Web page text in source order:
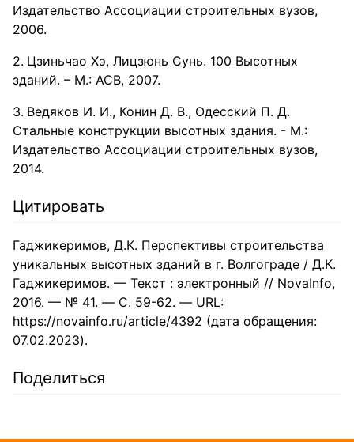
Издательство Ассоциации строительных вузов,
2006.
Цзиньчао Хэ, Лицзюнь Сунь. 100 Высотных
зданий. – М.: АСВ, 2007.
Ведяков И. И., Конин Д. В., Одесский П. Д.
Стальные конструкции высотных здания. - М.:
Издательство Ассоциации строительных вузов,
2014.
Цитировать
Гаджикеримов, Д.К. Перспективы строительства
уникальных высотных зданий в г. Волгограде / Д.К.
Гаджикеримов. — Текст : электронный // NovaInfo,
2016. — № 41. — С. 59-62. — URL:
https://novainfo.ru/article/4392 (дата обращения:
07.02.2023).
Поделиться